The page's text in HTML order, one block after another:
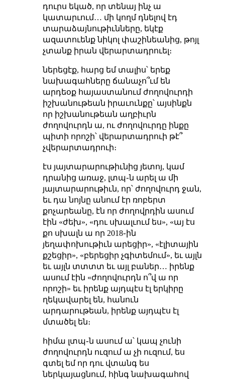
դուրս եկած, որ տենայ ինչ ա
կատարւում… մի կողմ դնելով էդ
տարաձայնութիւնները, եկէք
ազատուենք նիկոլ փաշինեանից, թոյլ
չտանք իրան վերարտադրուել։
ներեցէք, հարց եմ տալիս՝ երեք
նախագահները ճանաչո՞ւմ են
արդեօք հայաստանում ժողովուրդի
իշխանութեան իրաւունքը՝ այսինքն
որ իշխանութեան աղբիւրն
ժողովուրդն ա, ու ժողովուրդը ինքը
պիտի որոշի՝ վերարտադրուի թէ՞
չվերարտադրուի։
էս յայտարարութիւնից յետոյ, կամ
դրանից առաջ, լտպ֊ն արել ա մի
յայտարարութիւն, որ՝ ժողովուրդ ջան,
եւ դա նոյնը անում էր ռոբերտ
քոչարեանը, էն որ ժողովրդին ասում
էին «ժեխ», «դու սխալւում ես», «այ էս
քո սխալն ա որ 2018֊ին
յեղափոխութիւն արեցիր», «էլիտային
քշեցիր», «բերեցիր չգիտեմում», եւ այլն
եւ այլն տտտտ եւ այլ բաներ… իրենք
ասում էին «ժողովուրդն ո՞վ ա որ
որոշի» եւ իրենք այդպէս էլ երկիրը
ղեկավարել են, հանուն
արդարութեան, իրենք այդպէս էլ
մտածել են։
հիմա լտպ֊ն ասում ա՝ կապ չունի
ժողովուրդն ուզում ա չի ուզում, ես
գտել եմ որ դու վտանգ ես
ներկայացնում, հինգ նախագահով